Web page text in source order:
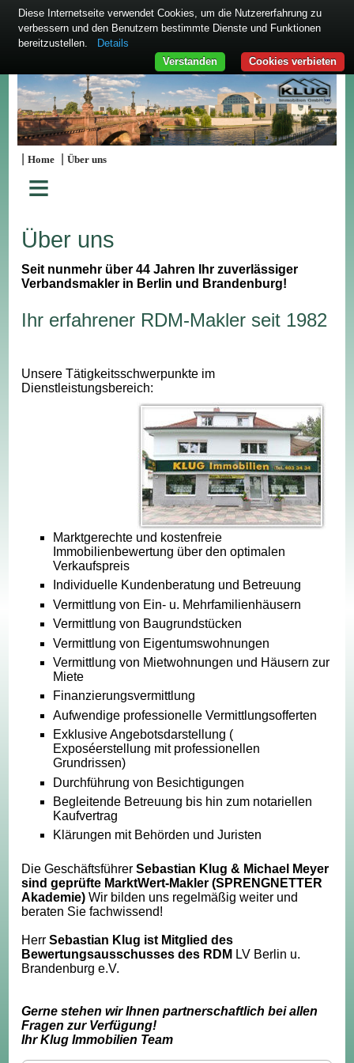
|Home |Über uns
≡
Über uns
Seit nunmehr über 44 Jahren Ihr zuverlässiger
Verbandsmakler in Berlin und Brandenburg!
Ihr erfahrener RDM-Makler seit 1982
Unsere Tätigkeitsschwerpunkte im
Dienstleistungsbereich:
Marktgerechte und kostenfreie
Immobilienbewertung über den optimalen
Verkaufspreis
Individuelle Kundenberatung und Betreuung
Vermittlung von Ein- u. Mehrfamilienhäusern
Vermittlung von Baugrundstücken
Vermittlung von Eigentumswohnungen
Vermittlung von Mietwohnungen und Häusern zur
Miete
Finanzierungsvermittlung
Aufwendige professionelle Vermittlungsofferten
Exklusive Angebotsdarstellung (
Exposéerstellung mit professionellen
Grundrissen)
Durchführung von Besichtigungen
Begleitende Betreuung bis hin zum notariellen
Kaufvertrag
Klärungen mit Behörden und Juristen
Die GeschäftsführerSebastian Klug & Michael Meyer
sind geprüfte MarktWert-Makler (SPRENGNETTER
Akademie) Wir bilden uns regelmäßig weiter und
beraten Sie fachwissend!
HerrSebastian Klug ist Mitglied des
Bewertungsausschusses des RDM LV Berlin u.
Brandenburg e.V.
Gerne stehen wir Ihnen partnerschaftlich bei allen
Fragen zur Verfügung!
Ihr Klug Immobilien Team
Diese Internetseite verwendet Cookies, um die Nutzererfahrung zu
verbessern und den Benutzern bestimmte Dienste und Funktionen
bereitzustellen.
Details
Cookies verbieten
Verstanden